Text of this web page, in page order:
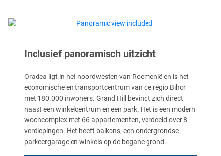
Inclusief panoramisch uitzicht
Oradea ligt in het noordwesten van Roemenië en is het
economische en transportcentrum van de regio Bihor
met 180.000 inwoners. Grand Hill bevindt zich direct
naast een winkelcentrum en een park. Het is een modern
wooncomplex met 66 appartementen, verdeeld over 8
verdiepingen. Het heeft balkons, een ondergrondse
parkeergarage en winkels op de begane grond.